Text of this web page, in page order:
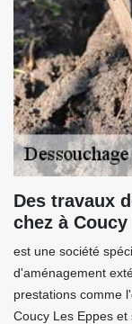
Des travaux
chez à
est une société
d'aménagement
prestations comme
Coucy Les Eppes